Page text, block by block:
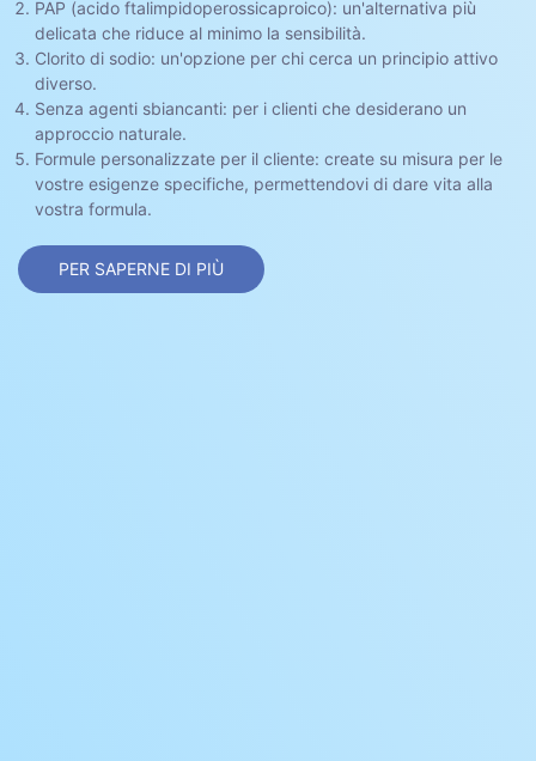
PAP (acido ftalimpidoperossicaproico): un'alternativa più
delicata che riduce al minimo la sensibilità.
Clorito di sodio: un'opzione per chi cerca un principio attivo
diverso.
Senza agenti sbiancanti: per i clienti che desiderano un
approccio naturale.
Formule personalizzate per il cliente: create su misura per le
vostre esigenze specifiche, permettendovi di dare vita alla
vostra formula.
PER SAPERNE DI PIÙ